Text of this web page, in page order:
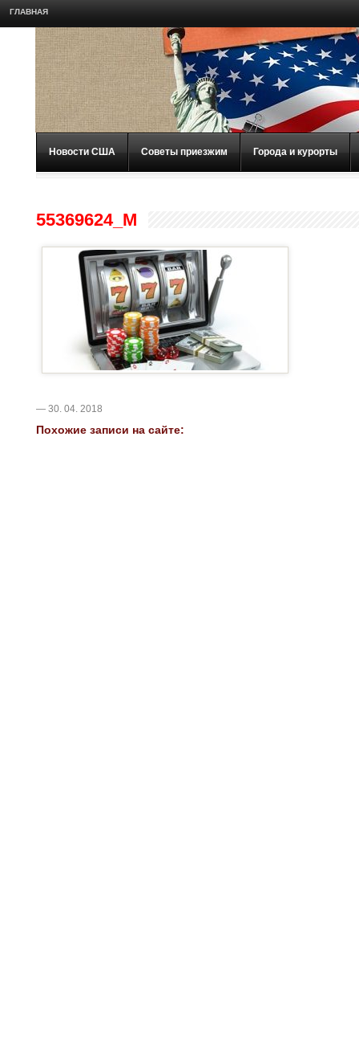
ГЛАВНАЯ
Новости США Советы приезжим Города и курорты
55369624_M
— 30. 04. 2018
Похожие записи на сайте: